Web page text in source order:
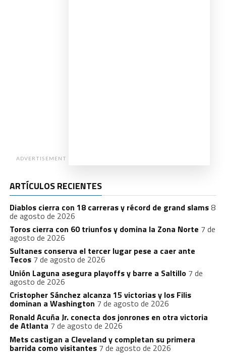
ADVERTISEMENT
ARTÍCULOS RECIENTES
Diablos cierra con 18 carreras y récord de grand slams8
de agosto de 2026
Toros cierra con 60 triunfos y domina la Zona Norte 7 de
agosto de 2026
Sultanes conserva el tercer lugar pese a caer ante
Tecos 7 de agosto de 2026
Unión Laguna asegura playoffs y barre a Saltillo 7 de
agosto de 2026
Cristopher Sánchez alcanza 15 victorias y los Filis
dominan a Washington 7 de agosto de 2026
Ronald Acuña Jr. conecta dos jonrones en otra victoria
de Atlanta 7 de agosto de 2026
Mets castigan a Cleveland y completan su primera
barrida como visitantes 7 de agosto de 2026